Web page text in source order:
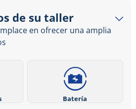
de su taller
en ofrecer una amplia
Batería